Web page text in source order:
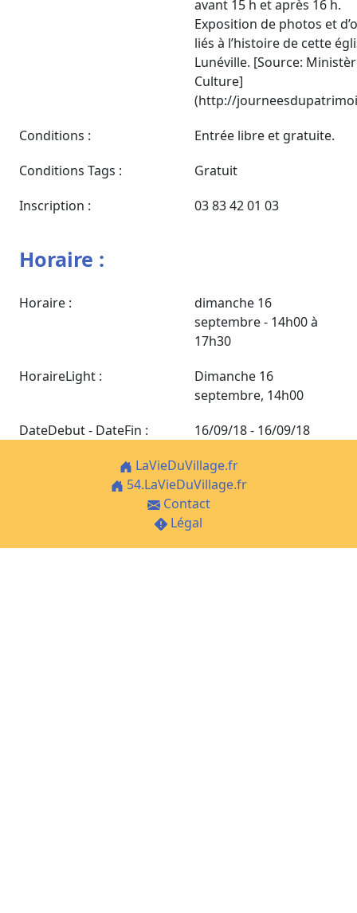
avant 15 h et après 16 h.
Exposition de photos et
liés à l’histoire de cette
Lunéville. [Source:
Culture]
(http://
Conditions :
Entrée libre et gratuite.
Conditions Tags :
Gratuit
Inscription :
03 83 42 01 03
Horaire :
Horaire :
dimanche 16
septembre - 14h00 à
17h30
HoraireLight :
Dimanche 16
septembre, 14h00
DateDebut - DateFin :
16/09/18 - 16/09/18
LaVieDuVillage.fr
54.LaVieDuVillage.fr
Contact
Légal